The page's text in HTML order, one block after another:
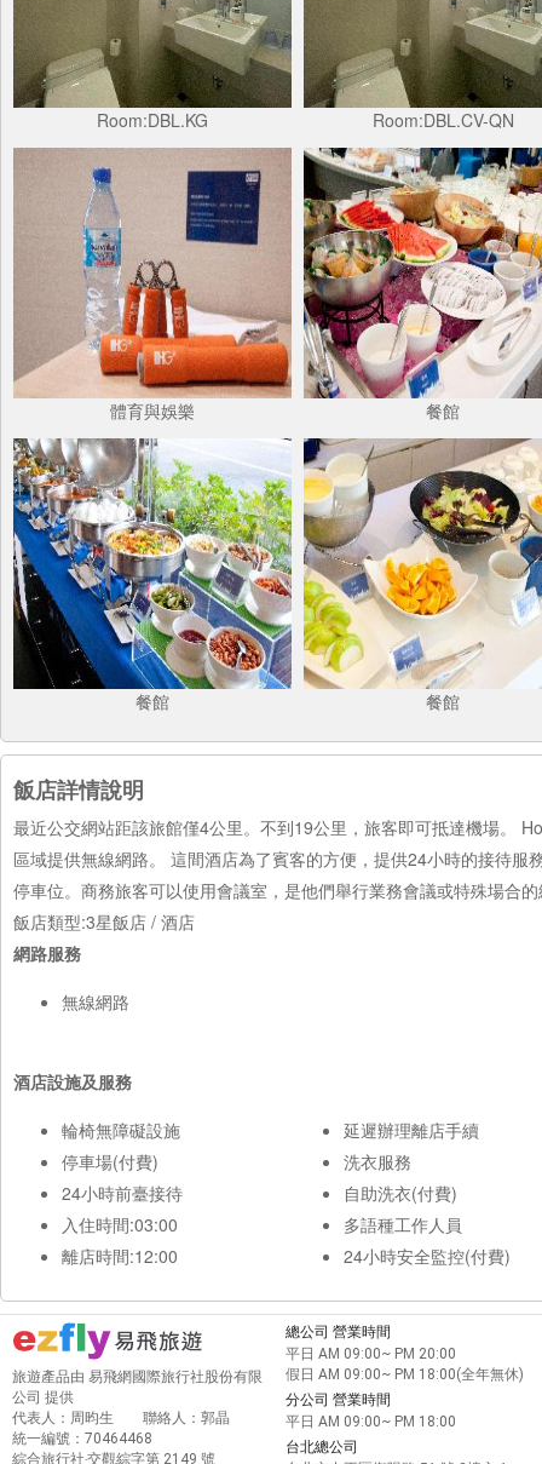
Room:DBL.KG Room:DBL.CV-QN
體育與娛樂 餐館
餐館 餐館
飯店詳情說明
最近公交網站距該旅館僅4公里。不到19公里，旅客即可抵達機場。
區域提供無線網路。 這間酒店為了賓客的方便，提供24小時的接待
停車位。商務旅客可以使用會議室，是他們舉行業務會議或特殊場合
飯店類型:3星飯店 / 酒店
網路服務
無線網路
酒店設施及服務
輪椅無障礙設施
停車場(付費)
24小時前臺接待
入住時間:03:00
離店時間:12:00
延遲辦理離店手續
洗衣服務
自助洗衣(付費)
多語種工作人員
24小時安全監控(付費)